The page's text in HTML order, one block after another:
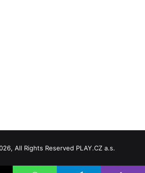
All Rights Reserved PLAY.CZ a.s.